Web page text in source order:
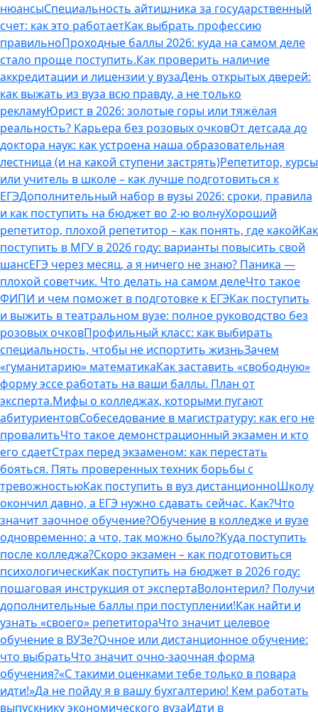
нюансыСпециальность айтишника за государственный
счет: как это работаетКак выбрать профессию
правильноПроходные баллы 2026: куда на самом деле
стало проще поступить.Как проверить наличие
аккредитации и лицензии у вузаДень открытых дверей:
как выжать из вуза всю правду, а не только
рекламуЮрист в 2026: золотые горы или тяжёлая
реальность? Карьера без розовых очковОт детсада до
доктора наук: как устроена наша образовательная
лестница (и на какой ступени застрять)Репетитор, курсы
или учитель в школе – как лучше подготовиться к
ЕГЭДополнительный набор в вузы 2026: сроки, правила
и как поступить на бюджет во 2‑ю волнуХороший
репетитор, плохой репетитор – как понять, где какойКак
поступить в МГУ в 2026 году: варианты повысить свой
шансЕГЭ через месяц, а я ничего не знаю? Паника —
плохой советчик. Что делать на самом делеЧто такое
ФИПИ и чем поможет в подготовке к ЕГЭКак поступить
и выжить в театральном вузе: полное руководство без
розовых очковПрофильный класс: как выбирать
специальность, чтобы не испортить жизньЗачем
«гуманитарию» математикаКак заставить «свободную»
форму эссе работать на ваши баллы. План от
эксперта.Мифы о колледжах, которыми пугают
абитуриентовСобеседование в магистратуру: как его не
провалитьЧто такое демонстрационный экзамен и кто
его сдаетСтрах перед экзаменом: как перестать
бояться. Пять проверенных техник борьбы с
тревожностьюКак поступить в вуз дистанционноШколу
окончил давно, а ЕГЭ нужно сдавать сейчас. Как?Что
значит заочное обучение?Обучение в колледже и вузе
одновременно: а что, так можно было?Куда поступить
после колледжа?Скоро экзамен – как подготовиться
психологическиКак поступить на бюджет в 2026 году:
пошаговая инструкция от экспертаВолонтерил? Получи
дополнительные баллы при поступлении!Как найти и
узнать «своего» репетитораЧто значит целевое
обучение в ВУЗе?Очное или дистанционное обучение:
что выбратьЧто значит очно-заочная форма
обучения?«С такими оценками тебе только в повара
идти!»Да не пойду я в вашу бухгалтерию! Кем работать
выпускнику экономического вузаИдти в